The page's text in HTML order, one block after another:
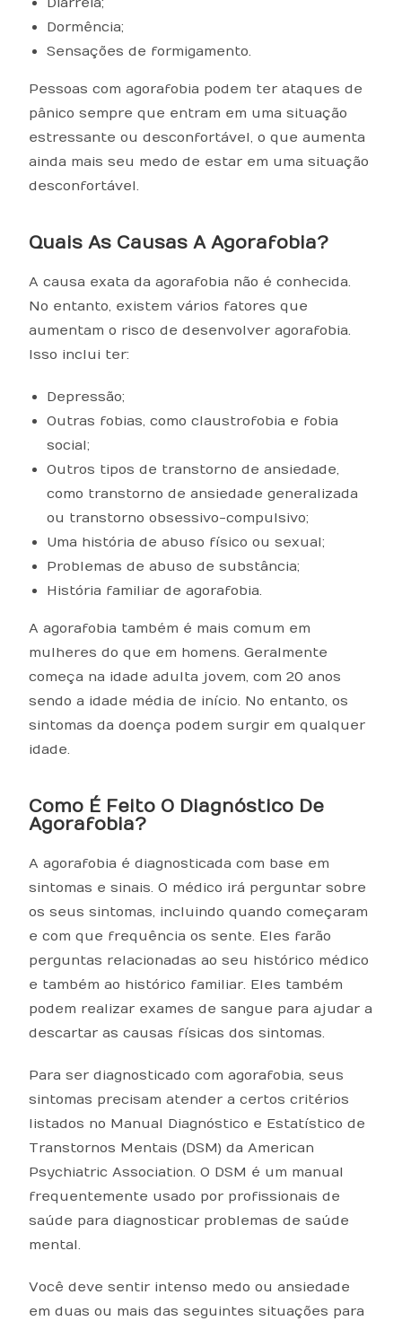
Dormência;
Sensações de formigamento.
Pessoas com agorafobia podem ter ataques de
pânico sempre que entram em uma situação
estressante ou desconfortável, o que aumenta
ainda mais seu medo de estar em uma situação
desconfortável.
Quais As Causas A Agorafobia?
A causa exata da agorafobia não é conhecida.
No entanto, existem vários fatores que
aumentam o risco de desenvolver agorafobia.
Isso inclui ter:
Depressão;
Outras fobias, como claustrofobia e fobia
social;
Outros tipos de transtorno de ansiedade,
como transtorno de ansiedade generalizada
ou transtorno obsessivo-compulsivo;
Uma história de abuso físico ou sexual;
Problemas de abuso de substância;
História familiar de agorafobia.
A agorafobia também é mais comum em
mulheres do que em homens. Geralmente
começa na idade adulta jovem, com 20 anos
sendo a idade média de início. No entanto, os
sintomas da doença podem surgir em qualquer
idade.
Como É Feito O Diagnóstico De
Agorafobia?
A agorafobia é diagnosticada com base em
sintomas e sinais. O médico irá perguntar sobre
os seus sintomas, incluindo quando começaram
e com que frequência os sente. Eles farão
perguntas relacionadas ao seu histórico médico
e também ao histórico familiar. Eles também
podem realizar exames de sangue para ajudar a
descartar as causas físicas dos sintomas.
Para ser diagnosticado com agorafobia, seus
sintomas precisam atender a certos critérios
listados no Manual Diagnóstico e Estatístico de
Transtornos Mentais (DSM) da American
Psychiatric Association. O DSM é um manual
frequentemente usado por profissionais de
saúde para diagnosticar problemas de saúde
mental.
Você deve sentir intenso medo ou ansiedade
em duas ou mais das seguintes situações para